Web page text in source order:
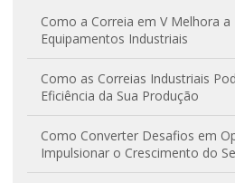
Como a Correia em V Melhora a
Equipamentos Industriais
Como as Correias Industriais
Eficiência da Sua Produção
Como Converter Desafios em
Impulsionar o Crescimento do